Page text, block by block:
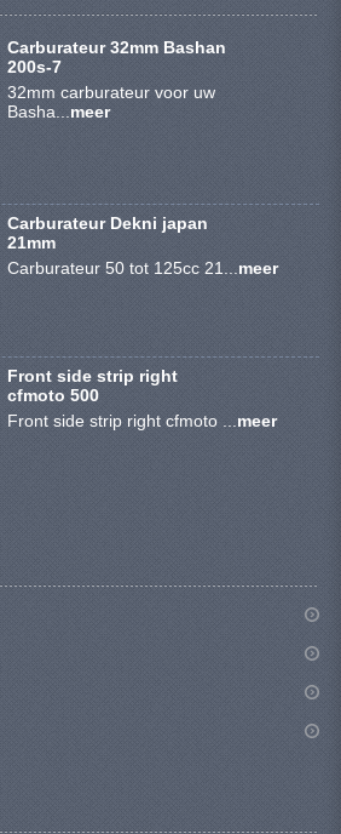
6 INCH BANDEN
7 INCH VELGEN
8 INCH VELGEN
E SCOOTERS
ACCOUNT
Carburateur 32mm Bashan
200s-7
32mm carburateur voor uw
Basha... meer
Carburateur Dekni japan
21mm
Carburateur 50 tot 125cc 21... meer
Front side strip right
cfmoto 500
Front side strip right cfmoto ... meer